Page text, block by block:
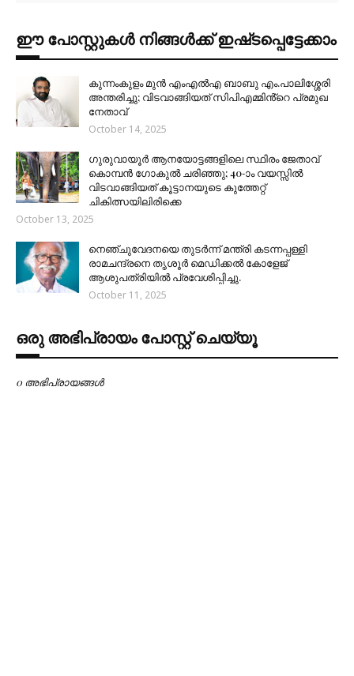
ഈ പോസ്റ്റുകൾ നിങ്ങൾക്ക് ഇഷ്‌‌ടപ്പെട്ടേക്കാം
കുന്നംകുളം മുൻ എംഎൽഎ ബാബു എം.പാലിശ്ശേരി
അന്തരിച്ചു; വിടവാങ്ങിയത് സിപിഎമ്മിൻ്റെ പ്രമുഖ
നേതാവ്
October 14, 2025
ഗുരുവായൂർ ആനയോട്ടങ്ങളിലെ സ്ഥിരം ജേതാവ്
കൊമ്പൻ ഗോകുൽ ചരിഞ്ഞു; 40-ാം വയസ്സിൽ
വിടവാങ്ങിയത് കൂട്ടാനയുടെ കുത്തേറ്റ്
ചികിത്സയിലിരിക്കെ
October 13, 2025
നെഞ്ചുവേദനയെ തുടർന്ന് മന്ത്രി കടന്നപ്പള്ളി
രാമചന്ദ്രനെ തൃശൂർ മെഡിക്കൽ കോളേജ്
ആശുപത്രിയിൽ പ്രവേശിപ്പിച്ചു.
October 11, 2025
ഒരു അഭിപ്രായം പോസ്റ്റ് ചെയ്യൂ
0 അഭിപ്രായങ്ങള്‍